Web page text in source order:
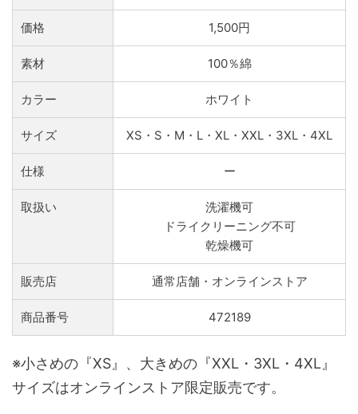
価格 1,500円
素材 100％綿
カラー ホワイト
サイズ XS・S・M・L・XL・XXL・3XL・4XL
仕様 ー
取扱い
洗濯機可
ドライクリーニング不可
乾燥機可
販売店 通常店舗・オンラインストア
商品番号 472189
※小さめの『XS』、大きめの『XXL・3XL・4XL』
サイズはオンラインストア限定販売です。